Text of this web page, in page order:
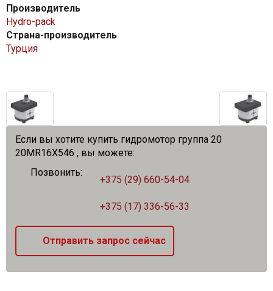
Производитель
Hydro-pack
Страна-производитель
Турция
Если вы хотите купить гидромотор группа 20
20MR16X546 , вы можете:
Позвонить:
+375 (29) 660-54-04
+375 (17) 336-56-33
Отправить запрос сейчас